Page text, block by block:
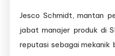
Jesco Schmidt, mantan
jabat manajer produk di
reputasi sebagai mekanik